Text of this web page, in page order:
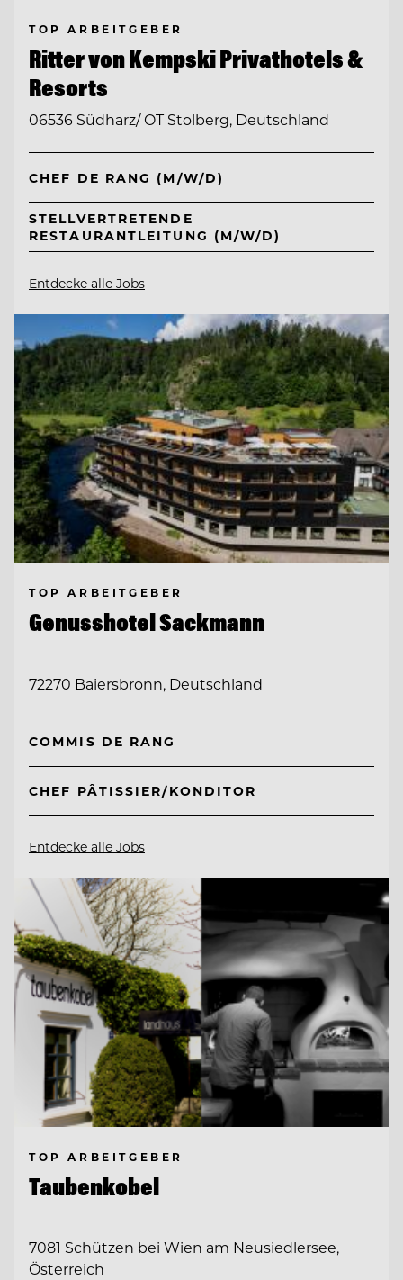
TOP ARBEITGEBER
Ritter von Kempski Privathotels &
Resorts
06536 Südharz/ OT Stolberg, Deutschland
CHEF DE RANG (M/W/D)
STELLVERTRETENDE
RESTAURANTLEITUNG (M/W/D)
Entdecke alle Jobs
TOP ARBEITGEBER
Genusshotel Sackmann
72270 Baiersbronn, Deutschland
COMMIS DE RANG
CHEF PÂTISSIER/KONDITOR
Entdecke alle Jobs
TOP ARBEITGEBER
Taubenkobel
7081 Schützen bei Wien am Neusiedlersee,
Österreich